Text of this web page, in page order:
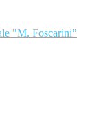
"M. Foscarini"